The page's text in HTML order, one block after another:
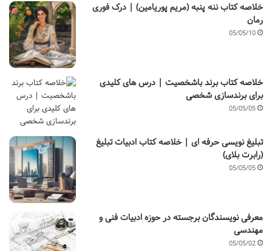
خلاصه کتاب ننه پنبه (مریم پوریامین) | درک فوری
رمان
05/05/10
خلاصه کتاب برند باشخصیت | درس های کلیدی
برای برندسازی شخصی
05/05/05
تبلیغ نویسی حرفه ای | خلاصه کتاب ادبیات تبلیغ
(رابرت بلای)
05/05/05
معرفی نویسندگان برجسته در حوزه ادبیات فنی و
مهندسی
05/05/02